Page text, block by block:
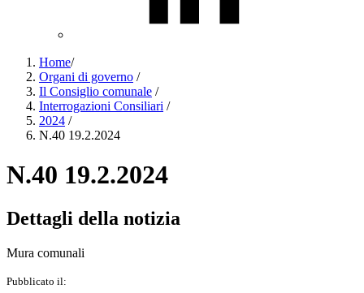
Home/
Organi di governo /
Il Consiglio comunale /
Interrogazioni Consiliari /
2024 /
N.40 19.2.2024
N.40 19.2.2024
Dettagli della notizia
Mura comunali
Pubblicato il: